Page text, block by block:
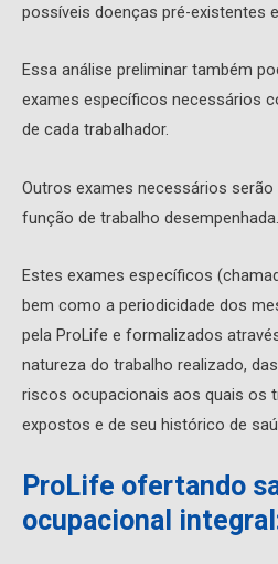
possíveis doenças pré-existentes
Essa análise preliminar também
exames específicos necessários
de cada trabalhador.
Outros exames necessários
função de trabalho desempenhada.
Estes exames específicos
bem como a periodicidade dos
pela ProLife e formalizados
natureza do trabalho realizado,
riscos ocupacionais aos quais os
expostos e de seu histórico de
ProLife ofertando
ocupacional